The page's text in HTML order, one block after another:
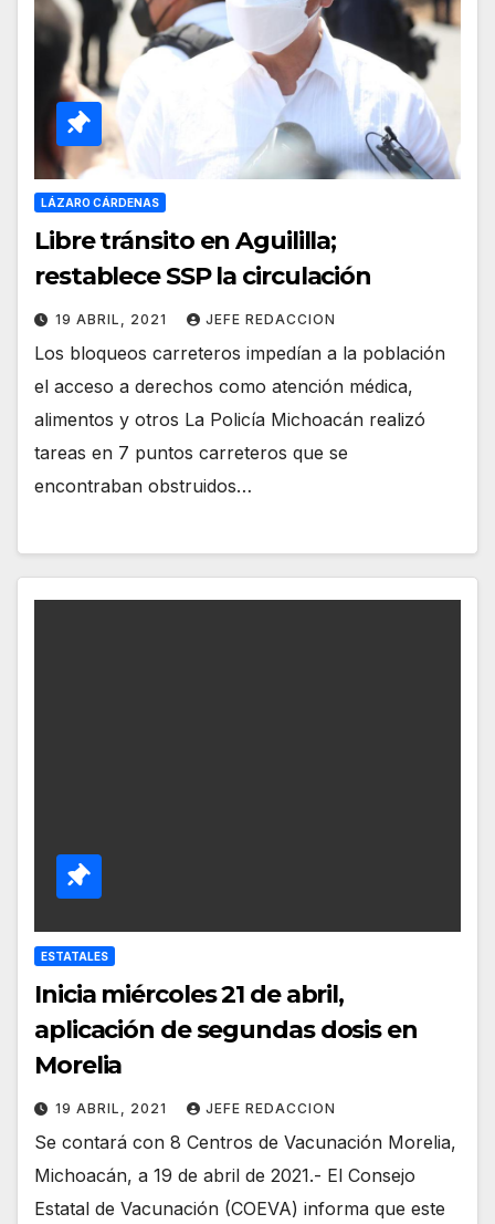
LÁZARO CÁRDENAS
Libre tránsito en Aguililla;
restablece SSP la circulación
19 ABRIL, 2021 JEFE REDACCION
Los bloqueos carreteros impedían a la población
el acceso a derechos como atención médica,
alimentos y otros La Policía Michoacán realizó
tareas en 7 puntos carreteros que se
encontraban obstruidos…
ESTATALES
Inicia miércoles 21 de abril,
aplicación de segundas dosis en
Morelia
19 ABRIL, 2021 JEFE REDACCION
Se contará con 8 Centros de Vacunación Morelia,
Michoacán, a 19 de abril de 2021.- El Consejo
Estatal de Vacunación (COEVA) informa que este